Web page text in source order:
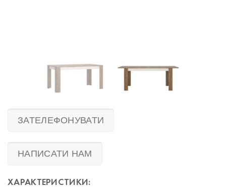
ЗАТЕЛЕФОНУВАТИ
НАПИСАТИ НАМ
ХАРАКТЕРИСТИКИ: